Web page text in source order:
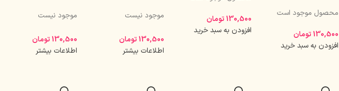
محصول موجود است
130,500تومان
افزودن به سبد خرید
130,500تومان
افزودن به سبد خرید
موجود نیست
130,500تومان
اطلاعات بیشتر
موجود نیست
130,500تومان
اطلاعات بیشتر